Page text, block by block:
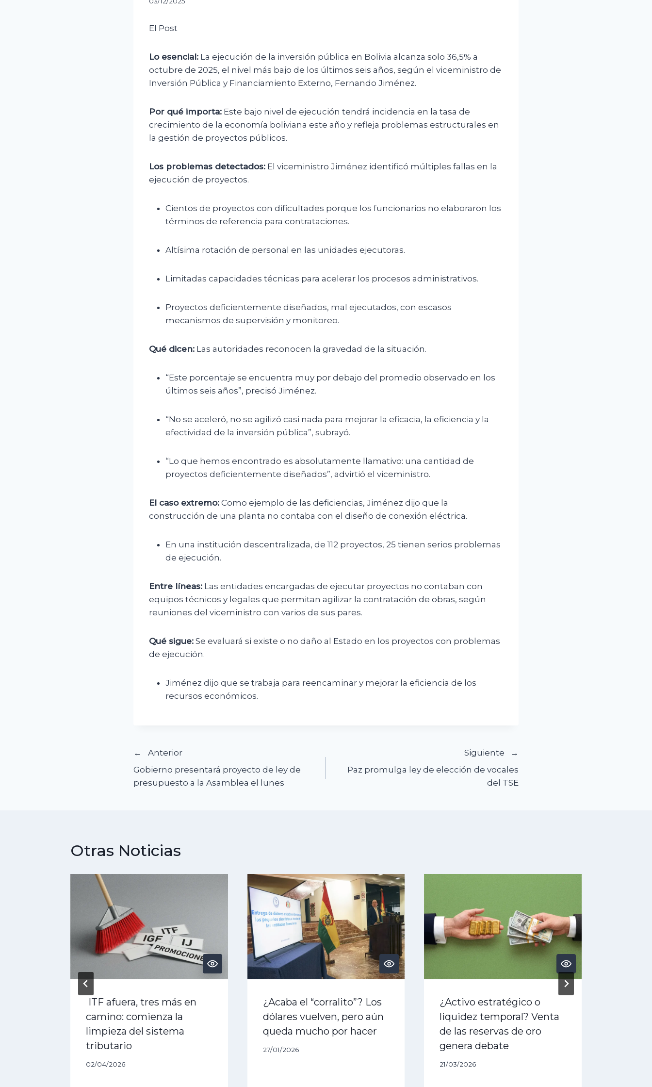
El Post
Lo esencial: La ejecución de la inversión pública en Bolivia alcanza solo 36,5% a
octubre de 2025, el nivel más bajo de los últimos seis años, según el viceministro de
Inversión Pública y Financiamiento Externo, Fernando Jiménez.
Por qué importa: Este bajo nivel de ejecución tendrá incidencia en la tasa de
crecimiento de la economía boliviana este año y refleja problemas estructurales en
la gestión de proyectos públicos.
Los problemas detectados: El viceministro Jiménez identificó múltiples fallas en la
ejecución de proyectos.
Cientos de proyectos con dificultades porque los funcionarios no elaboraron los
términos de referencia para contrataciones.
Altísima rotación de personal en las unidades ejecutoras.
Limitadas capacidades técnicas para acelerar los procesos administrativos.
Proyectos deficientemente diseñados, mal ejecutados, con escasos
mecanismos de supervisión y monitoreo.
Qué dicen: Las autoridades reconocen la gravedad de la situación.
“Este porcentaje se encuentra muy por debajo del promedio observado en los
últimos seis años”, precisó Jiménez.
“No se aceleró, no se agilizó casi nada para mejorar la eficacia, la eficiencia y la
efectividad de la inversión pública”, subrayó.
“Lo que hemos encontrado es absolutamente llamativo: una cantidad de
proyectos deficientemente diseñados”, advirtió el viceministro.
El caso extremo: Como ejemplo de las deficiencias, Jiménez dijo que la
construcción de una planta no contaba con el diseño de conexión eléctrica.
En una institución descentralizada, de 112 proyectos, 25 tienen serios problemas
de ejecución.
Entre líneas: Las entidades encargadas de ejecutar proyectos no contaban con
equipos técnicos y legales que permitan agilizar la contratación de obras, según
reuniones del viceministro con varios de sus pares.
Qué sigue: Se evaluará si existe o no daño al Estado en los proyectos con problemas
de ejecución.
Jiménez dijo que se trabaja para reencaminar y mejorar la eficiencia de los
recursos económicos.
Navegación
de
Anterior
Gobierno presentará proyecto de ley de
presupuesto a la Asamblea el lunes
Siguiente
Paz promulga ley de elección de vocales
del TSE
Otras Noticias
ITF afuera, tres más en
camino: comienza la
limpieza del sistema
tributario
02/04/2026
¿Acaba el “corralito”? Los
dólares vuelven, pero aún
queda mucho por hacer
27/01/2026
¿Activo estratégico o
liquidez temporal? Venta
de las reservas de oro
genera debate
21/03/2026